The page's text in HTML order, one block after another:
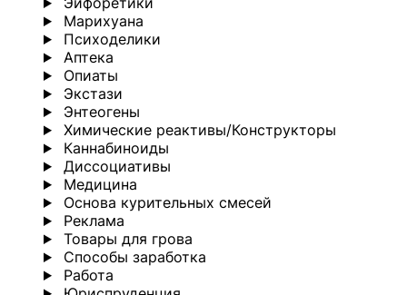
Марихуана
Психоделики
Аптека
Опиаты
Экстази
Энтеогены
Химические реактивы/Конструкторы
Каннабиноиды
Диссоциативы
Медицина
Основа курительных смесей
Реклама
Товары для грова
Способы заработка
Работа